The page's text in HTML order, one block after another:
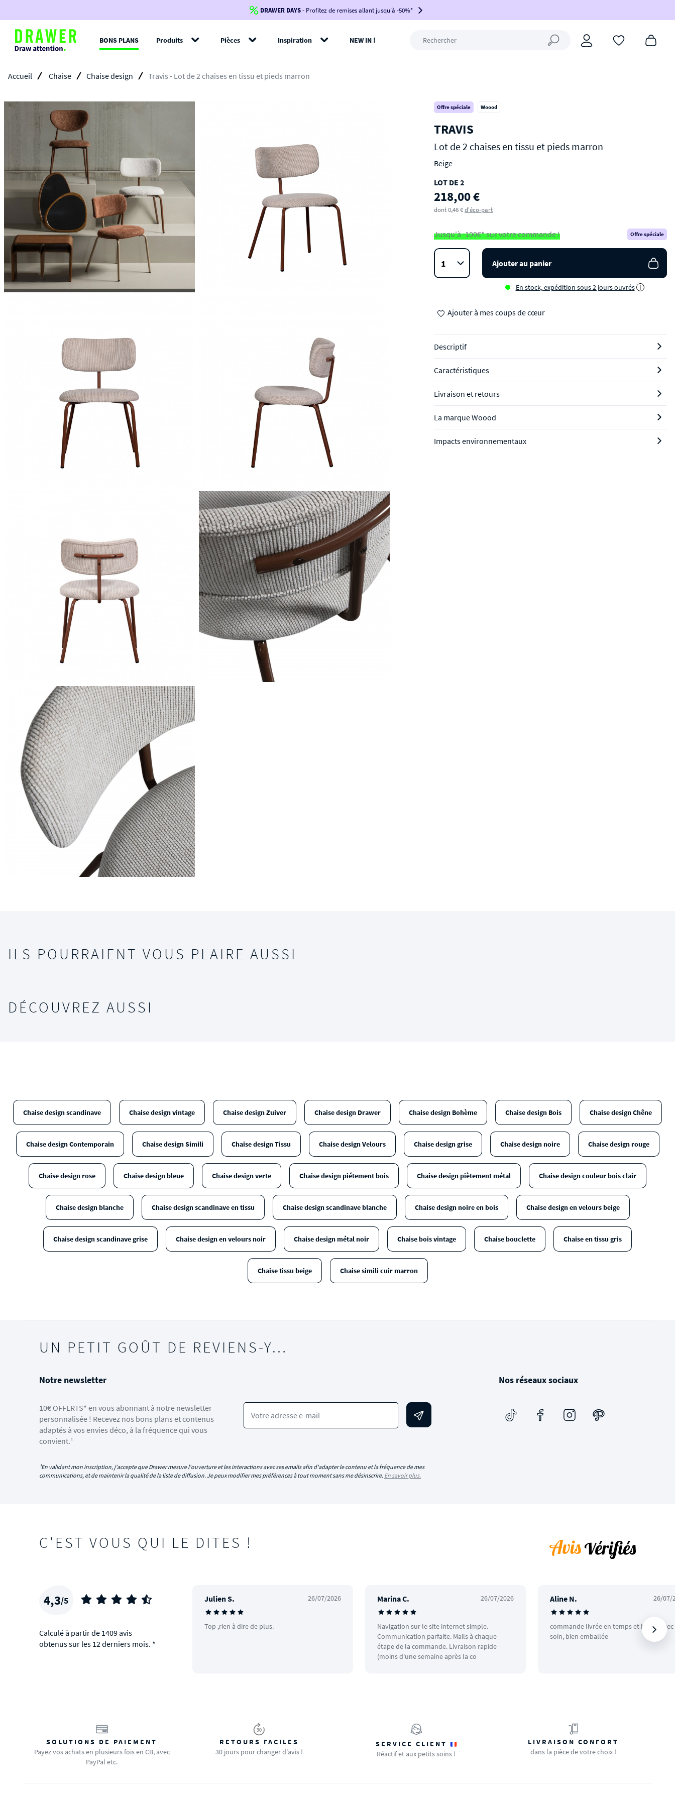
Jusqu'à-100€*sur votre commande !
BIKINI100
-voir conditions en bas de page-
DRAWER DAYS- Profitez de remises allant jusqu'à -50%*
BONS PLANS Produits Pièces Inspiration NEW IN !
Accueil Chaise Chaise design Travis - Lot de 2 chaises en tissu et pieds marron
Offre spéciale Woood
TRAVIS
Lot de 2 chaises en tissu et pieds marron
Beige
LOT DE 2
218,00 €
dont 0,46 €d'éco-part
Jusqu'à -100€* sur votre commande ! Offre spéciale
Ajouter au panier
En stock, expédition sous 2 jours ouvrés i
Ajouter à mes coups de cœur
Descriptif
Caractéristiques
Livraison et retours
La marque Woood
Impacts environnementaux
ILS POURRAIENT VOUS PLAIRE AUSSI
DÉCOUVREZ AUSSI
Chaise design scandinave Chaise design vintage Chaise design Zuiver Chaise design Drawer Chaise design Bohème Chaise design Bois Chaise design Chêne
Chaise design Contemporain Chaise design Simili Chaise design Tissu Chaise design Velours Chaise design grise Chaise design noire Chaise design rouge
Chaise design rose Chaise design bleue Chaise design verte Chaise design piétement bois Chaise design piètement métal Chaise design couleur bois clair
Chaise design blanche Chaise design scandinave en tissu Chaise design scandinave blanche Chaise design noire en bois Chaise design en velours beige
Chaise design scandinave grise Chaise design en velours noir Chaise design métal noir Chaise bois vintage Chaise bouclette Chaise en tissu gris
Chaise tissu beige Chaise simili cuir marron
UN PETIT GOÛT DE REVIENS-Y…
Notre newsletter
10€ OFFERTS* en vous abonnant à notre newsletter
personnalisée ! Recevez nos bons plans et contenus
adaptés à vos envies déco, à la fréquence qui vous
convient.¹
Votre adresse e-mail
¹En validant mon inscription, j'accepte que Drawer mesure l'ouverture et les interactions avec ses emails afin d'adapter le contenu et la fréquence de mes
communications, et de maintenir la qualité de la liste de diffusion. Je peux modifier mes préférences à tout moment sans me désinscrire. En savoir plus.
Nos réseaux sociaux
C'EST VOUS QUI LE DITES !
4,3/5
Calculé à partir de 1409 avis
obtenus sur les 12 derniers mois. *
Julien S. 26/07/2026
Top ,rien à dire de plus.
Marina C. 26/07/2026
Navigation sur le site internet simple.
Communication parfaite. Mails à chaque
étape de la commande. Livraison rapide
(moins d'une semaine après la co
Aline N. 26/07/
commande livrée en temps et heure avec
soin, bien emballée
SOLUTIONS DE PAIEMENT
Payez vos achats en plusieurs fois en CB, avec
PayPal etc.
RETOURS FACILES
30 jours pour changer d'avis !
SERVICE CLIENT
Réactif et aux petits soins !
LIVRAISON CONFORT
dans la pièce de votre choix !